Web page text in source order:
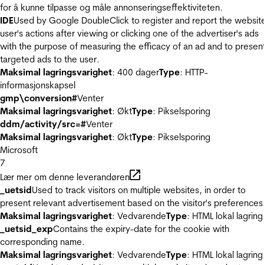
for å kunne tilpasse og måle annonseringseffektiviteten.
IDEUsed by Google DoubleClick to register and report the
user's actions after viewing or clicking one of the advertiser's ads
with the purpose of measuring the efficacy of an ad and to
targeted ads to the user.
Maksimal lagringsvarighet: 400 dagerType: HTTP-
informasjonskapsel
gmp\conversion#Venter
Maksimal lagringsvarighet: ØktType: Pikselsporing
ddm/activity/src=#Venter
Maksimal lagringsvarighet: ØktType: Pikselsporing
Microsoft
7
Lær mer om denne leverandøren
_uetsidUsed to track visitors on multiple websites, in order to
present relevant advertisement based on the visitor's
Maksimal lagringsvarighet: VedvarendeType: HTML lokal lagring
_uetsid_expContains the expiry-date for the cookie with
corresponding name.
Maksimal lagringsvarighet: VedvarendeType: HTML lokal lagring